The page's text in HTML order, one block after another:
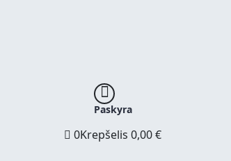
Paskyra
0Krepšelis0,00€